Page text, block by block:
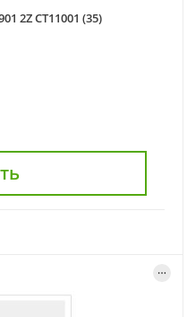
2Z CT11001 (35)